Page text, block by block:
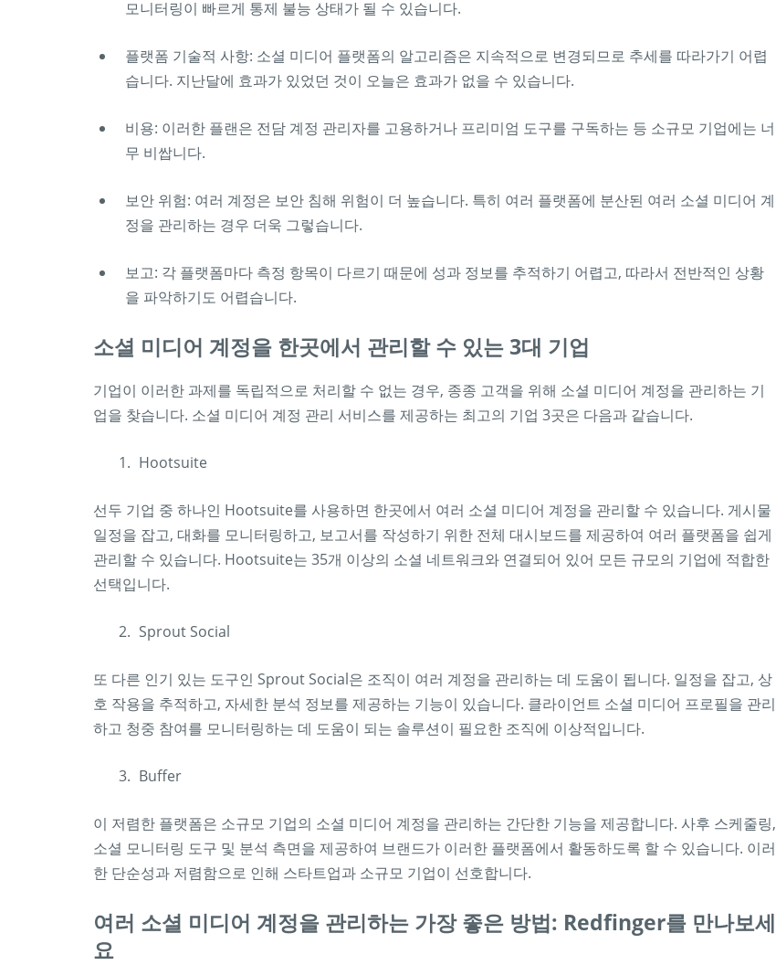
모니터링이 빠르게 통제 불능 상태가 될 수 있습니다.
플랫폼 기술적 사항: 소셜 미디어 플랫폼의 알고리즘은 지속적으로 변경되므로 추세를 따라가기 어렵
습니다. 지난달에 효과가 있었던 것이 오늘은 효과가 없을 수 있습니다.
비용: 이러한 플랜은 전담 계정 관리자를 고용하거나 프리미엄 도구를 구독하는 등 소규모 기업에는 너
무 비쌉니다.
보안 위험: 여러 계정은 보안 침해 위험이 더 높습니다. 특히 여러 플랫폼에 분산된 여러 소셜 미디어 계
정을 관리하는 경우 더욱 그렇습니다.
보고: 각 플랫폼마다 측정 항목이 다르기 때문에 성과 정보를 추적하기 어렵고, 따라서 전반적인 상황
을 파악하기도 어렵습니다.
소셜 미디어 계정을 한곳에서 관리할 수 있는 3대 기업
기업이 이러한 과제를 독립적으로 처리할 수 없는 경우, 종종 고객을 위해 소셜 미디어 계정을 관리하는 기
업을 찾습니다. 소셜 미디어 계정 관리 서비스를 제공하는 최고의 기업 3곳은 다음과 같습니다.
Hootsuite
선두 기업 중 하나인 Hootsuite를 사용하면 한곳에서 여러 소셜 미디어 계정을 관리할 수 있습니다. 게시물
일정을 잡고, 대화를 모니터링하고, 보고서를 작성하기 위한 전체 대시보드를 제공하여 여러 플랫폼을 쉽게
관리할 수 있습니다. Hootsuite는 35개 이상의 소셜 네트워크와 연결되어 있어 모든 규모의 기업에 적합한
선택입니다.
Sprout Social
또 다른 인기 있는 도구인 Sprout Social은 조직이 여러 계정을 관리하는 데 도움이 됩니다. 일정을 잡고, 상
호 작용을 추적하고, 자세한 분석 정보를 제공하는 기능이 있습니다. 클라이언트 소셜 미디어 프로필을 관리
하고 청중 참여를 모니터링하는 데 도움이 되는 솔루션이 필요한 조직에 이상적입니다.
Buffer
이 저렴한 플랫폼은 소규모 기업의 소셜 미디어 계정을 관리하는 간단한 기능을 제공합니다. 사후 스케줄링,
소셜 모니터링 도구 및 분석 측면을 제공하여 브랜드가 이러한 플랫폼에서 활동하도록 할 수 있습니다. 이러
한 단순성과 저렴함으로 인해 스타트업과 소규모 기업이 선호합니다.
여러 소셜 미디어 계정을 관리하는 가장 좋은 방법: Redfinger를 만나보세
요